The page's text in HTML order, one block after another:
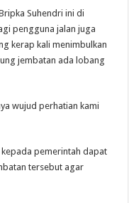
Suhendri ini di
pengguna jalan juga
kerap kali menimbulkan
jembatan ada lobang
wujud perhatian kami
pemerintah dapat
tersebut agar